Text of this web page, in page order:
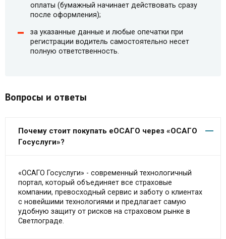
оплаты (бумажный начинает действовать сразу
после оформления);
за указанные данные и любые опечатки при
регистрации водитель самостоятельно несет
полную ответственность.
Вопросы и ответы
Почему стоит покупать еОСАГО через «ОСАГО
Госуслуги»?
«ОСАГО Госуслуги» - современный технологичный
портал, который объединяет все страховые
компании, превосходный сервис и заботу о клиентах
с новейшими технологиями и предлагает самую
удобную защиту от рисков на страховом рынке в
Светлограде.